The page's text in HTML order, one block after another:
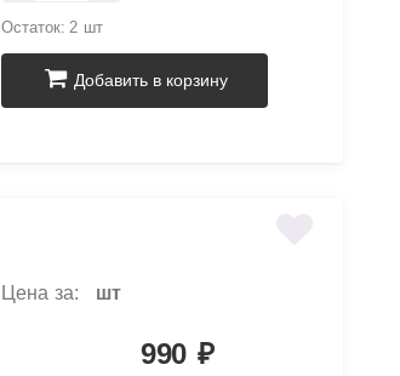
Остаток: 2 шт
Добавить в корзину
Цена за: шт
990 ₽